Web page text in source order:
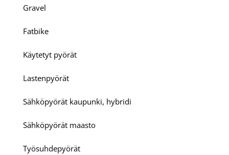
Gravel
Fatbike
Käytetyt pyörät
Lastenpyörät
Sähköpyörät kaupunki, hybridi
Sähköpyörät maasto
Työsuhdepyörät